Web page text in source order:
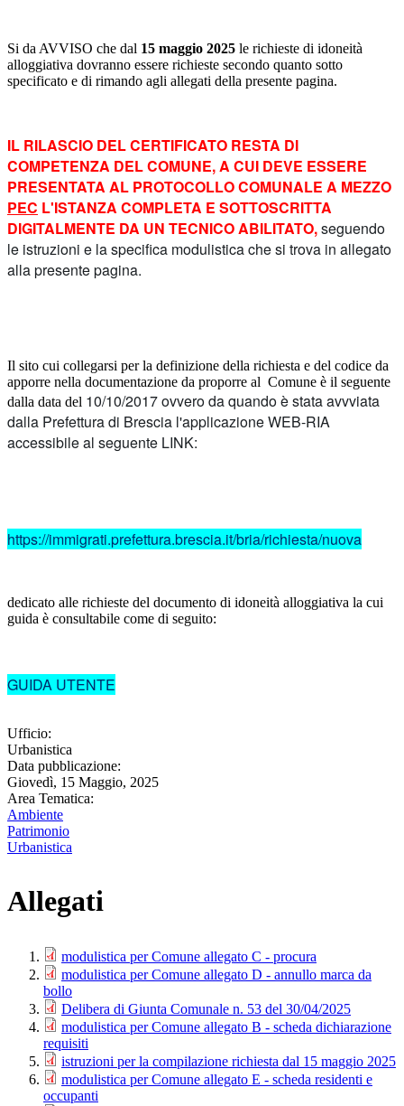
Si da AVVISO che dal 15 maggio 2025 le richieste di idoneità
alloggiativa dovranno essere richieste secondo quanto sotto
specificato e di rimando agli allegati della presente pagina.
IL RILASCIO DEL CERTIFICATO RESTA DI
COMPETENZA DEL COMUNE, A CUI DEVE ESSERE
PRESENTATA AL PROTOCOLLO COMUNALE A MEZZO
PEC L'ISTANZA COMPLETA E SOTTOSCRITTA
DIGITALMENTE DA UN TECNICO ABILITATO,seguendo
le istruzioni e la specifica modulistica che si trova in allegato
alla presente pagina.
Il sito cui collegarsi per la definizione della richiesta e del codice da
apporre nella documentazione da proporre al Comune è il seguente
dalla data del 10/10/2017 ovvero da quando è stata avvviata
dalla Prefettura di Brescia l'applicazione WEB-RIA
accessibile al seguente LINK:
https://immigrati.prefettura.brescia.it/bria/richiesta/nuova
dedicato alle richieste del documento di idoneità alloggiativa la cui
guida è consultabile come di seguito:
GUIDA UTENTE
Ufficio:
Urbanistica
Data pubblicazione:
Giovedì, 15 Maggio, 2025
Area Tematica:
Ambiente
Patrimonio
Urbanistica
Allegati
modulistica per Comune allegato C - procura
modulistica per Comune allegato D - annullo marca da
bollo
Delibera di Giunta Comunale n. 53 del 30/04/2025
modulistica per Comune allegato B - scheda dichiarazione
requisiti
istruzioni per la compilazione richiesta dal 15 maggio 2025
modulistica per Comune allegato E - scheda residenti e
occupanti